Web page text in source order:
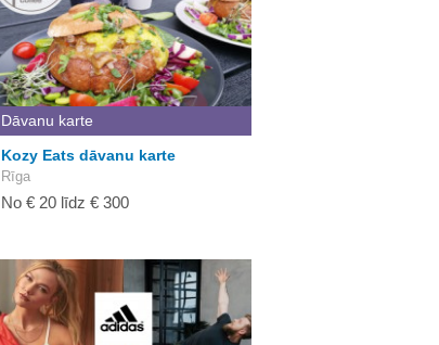
Dāvanu karte
Kozy Eats dāvanu karte
Rīga
No € 20 līdz € 300